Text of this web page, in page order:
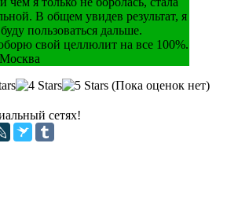
В общем увидев результат, я
пользоваться дальше.
свой целлюлит на все 100%.
(Пока оценок нет)
сетях!